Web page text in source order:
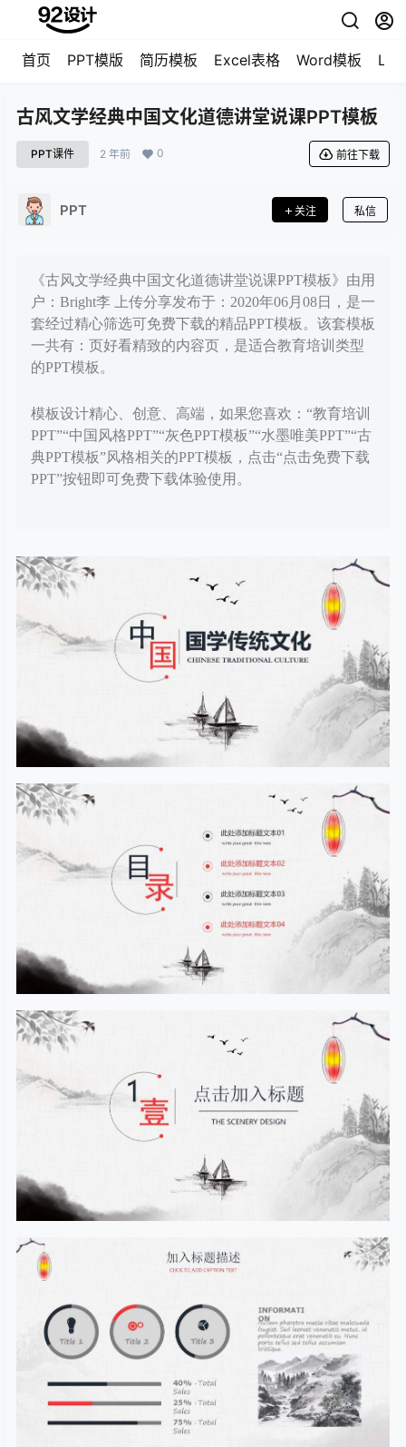
首页 PPT模版 简历模板 Excel表格 Word模板
古风文学经典中国文化道德讲堂说课PPT模板
PPT课件 2 年前 0 前往下载
PPT 关注 私信
《古风文学经典中国文化道德讲堂说课PPT模板》由用
户：Bright李 上传分享发布于：2020年06月08日，是一
套经过精心筛选可免费下载的精品PPT模板。该套模板
一共有：页好看精致的内容页，是适合教育培训类型
的PPT模板。
模板设计精心、创意、高端，如果您喜欢：“教育培训
PPT”“中国风格PPT”“灰色PPT模板”“水墨唯美PPT”“古
典PPT模板”风格相关的PPT模板，点击“点击免费下载
PPT”按钮即可免费下载体验使用。